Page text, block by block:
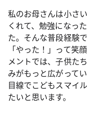
私のお母さんは小さ
くれて、勉強になっ
た。そんな普段経験
「やった！」って笑
メントでは、子供た
みがもっと広がって
目線でこどもスマイ
たいと思います。